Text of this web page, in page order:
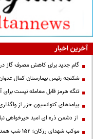
آخرین اخبار
گام جدید برای کاهش مصرف گاز
شکنجه رئیس بیمارستان کمال
تنگه هرمز قابل معامله نیست برای
پیامدهای کنوانسیون خزر از
از دشمن ذره ای امید خیرخواهی
موکب شهدای رزکان؛ ۱۵۲ شب همدلی، خدمت و میزبانی از مردم ولایت‌مدار شهریار